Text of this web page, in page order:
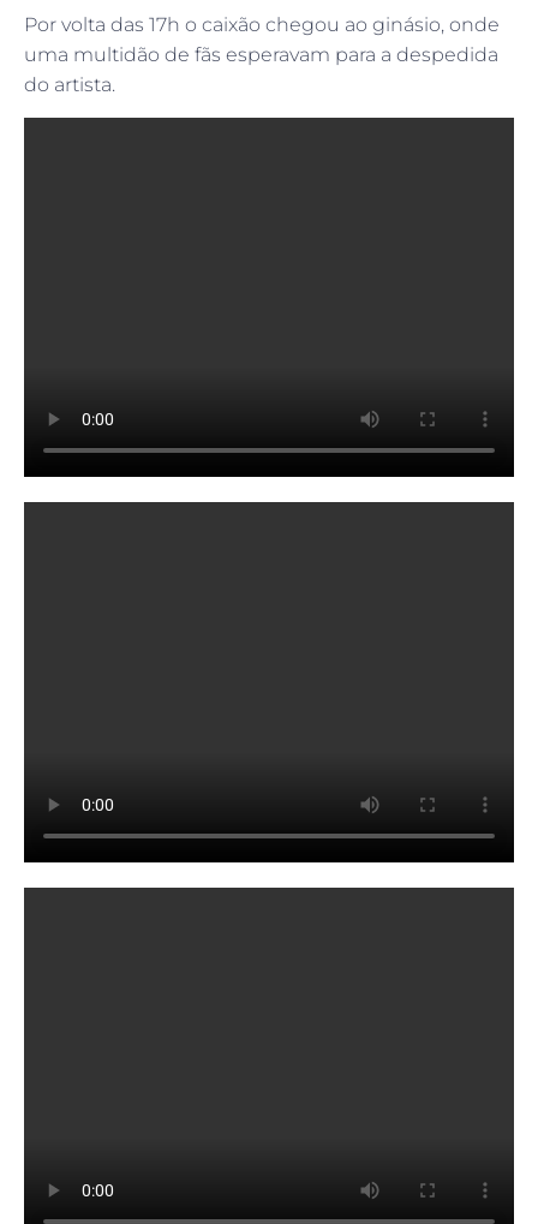
Por volta das 17h o caixão chegou ao ginásio, onde
uma multidão de fãs esperavam para a despedida
do artista.